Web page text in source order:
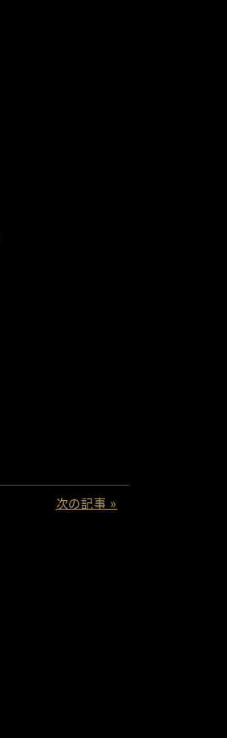
次の記事 »